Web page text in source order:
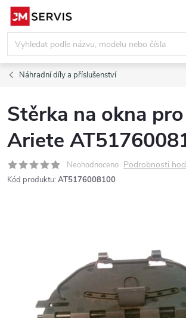
Přejít
obsah
Náhradní díly a příslušenství
Stěrka na okna
Ariete
Neohodnoceno Podrobnosti
Kód produktu: AT5176008100